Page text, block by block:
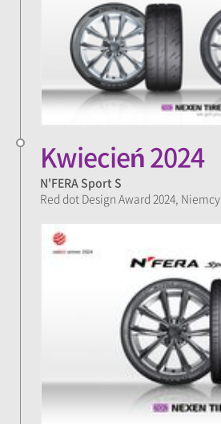
Kwiecień 2024
N'FERA Sport S
Red dot Design Award 2024, Niemcy